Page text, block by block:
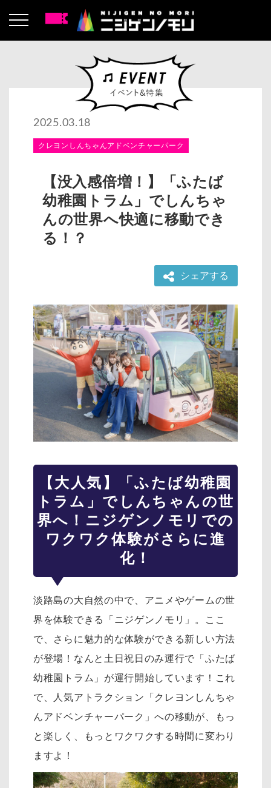
2025.03.18
クレヨンしんちゃんアドベンチャーパーク
【没入感倍増！】「ふたば
幼稚園トラム」でしんちゃ
んの世界へ快適に移動でき
る！？
シェアする
【大人気】「ふたば幼稚園
トラム」でしんちゃんの世
界へ！ニジゲンノモリでの
ワクワク体験がさらに進
化！
淡路島の大自然の中で、アニメやゲームの世
界を体験できる「ニジゲンノモリ」。ここ
で、さらに魅力的な体験ができる新しい方法
が登場！なんと土日祝日のみ運行で「ふたば
幼稚園トラム」が運行開始しています！これ
で、人気アトラクション「クレヨンしんちゃ
んアドベンチャーパーク」への移動が、もっ
と楽しく、もっとワクワクする時間に変わり
ますよ！